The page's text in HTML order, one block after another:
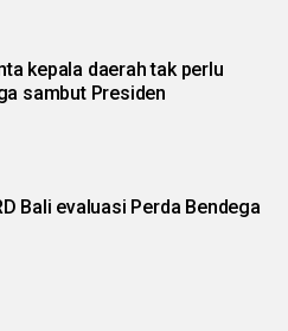
kepala daerah tak perlu
sambut Presiden
Bali evaluasi Perda Bendega